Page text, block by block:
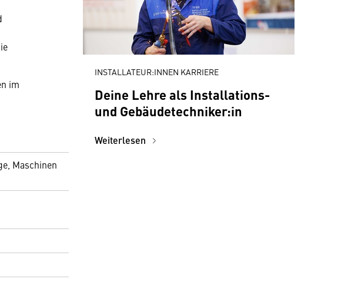
im
Maschinen
INSTALLATEUR:INNEN KARRIERE
Deine Lehre als Installations-
und Gebäudetechniker:in
Weiterlesen